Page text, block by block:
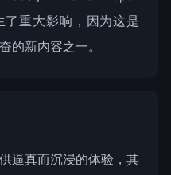
了重大影响，因为这是
的新内容之一。
逼真而沉浸的体验，其